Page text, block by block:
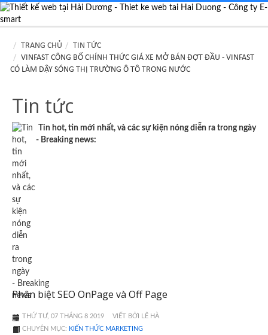
TRANG CHỦ
TIN TỨC
VINFAST CÔNG BỐ CHÍNH THỨC GIÁ XE MỞ BÁN ĐỢT ĐẦU - VINFAST
CÓ LÀM DẬY SÓNG THỊ TRƯỜNG Ô TÔ TRONG NƯỚC
Tin tức
Tin hot, tin mới nhất, và các sự kiện nóng diễn ra trong ngày
- Breaking news:
Phân biệt SEO OnPage và Off Page
THỨ TƯ, 07 THÁNG 8 2019
VIẾT BỞI LÊ HÀ
CHUYÊN MỤC: KIẾN THỨC MARKETING